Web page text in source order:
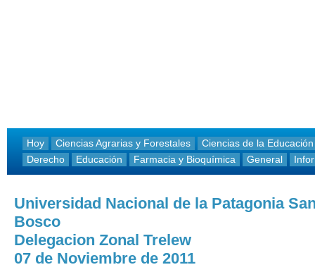
Hoy Ciencias Agrarias y Forestales
Ciencias de la Educación
Derecho
Educación Farmacia y Bioquímica General
Universidad Nacional de la Patagonia
Bosco
Delegacion Zonal Trelew
07 de Noviembre de 2011